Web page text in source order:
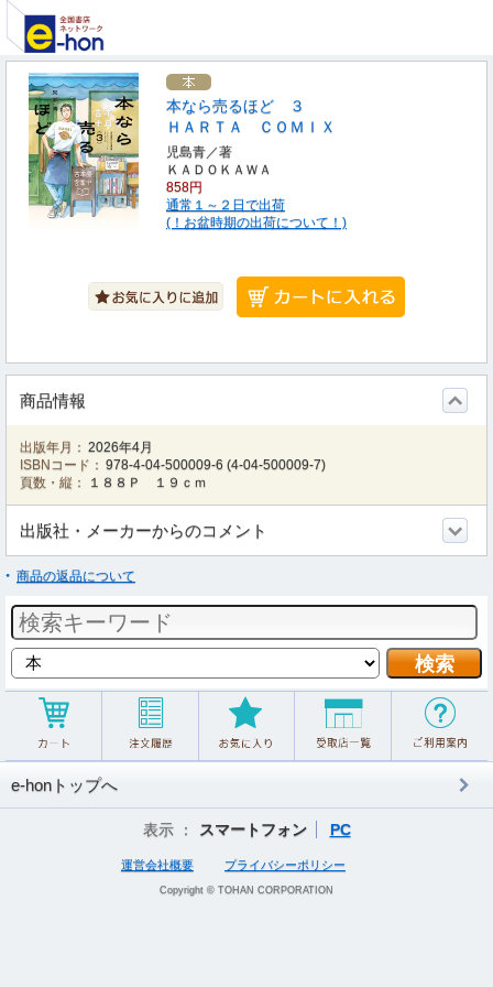
本なら売るほど ３
ＨＡＲＴＡ ＣＯＭＩＸ
児島青／著
ＫＡＤＯＫＡＷＡ
858円
通常１～２日で出荷
(！お盆時期の出荷について！)
商品情報
出版年月： 2026年4月
ISBNコード： 978-4-04-500009-6 (4-04-500009-7)
頁数・縦：
１８８Ｐ １９ｃｍ
出版社・メーカーからのコメント
商品の返品について
e-honトップへ
表示 ： スマートフォン PC
運営会社概要 プライバシーポリシー
Copyright © TOHAN CORPORATION